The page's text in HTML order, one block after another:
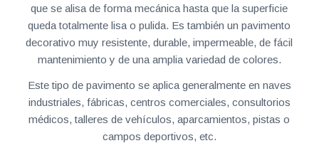
que se alisa de forma mecánica hasta que la superficie
queda totalmente lisa o pulida. Es también un pavimento
decorativo muy resistente, durable, impermeable, de fácil
mantenimiento y de una amplia variedad de colores.
Este tipo de pavimento se aplica generalmente en naves
industriales, fábricas, centros comerciales, consultorios
médicos, talleres de vehículos, aparcamientos, pistas o
campos deportivos, etc.